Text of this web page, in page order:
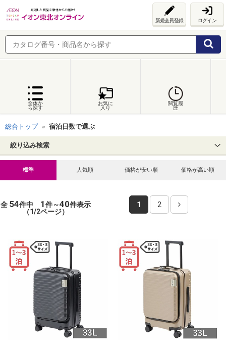
新規会員登録 ログイン
全体か
ら探す
お気に
入り
閲覧履
歴
総合トップ 宿泊日数で選ぶ
絞り込み検索
標準 人気順 価格が安い順 価格が高い順
全 54件中 1件～40件表示
（1/2ページ）
1 2